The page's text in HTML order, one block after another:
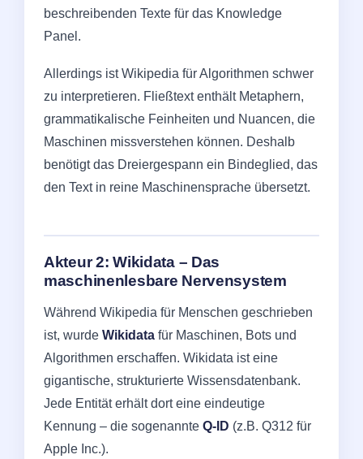
beschreibenden Texte für das Knowledge
Panel.
Allerdings ist Wikipedia für Algorithmen schwer
zu interpretieren. Fließtext enthält Metaphern,
grammatikalische Feinheiten und Nuancen, die
Maschinen missverstehen können. Deshalb
benötigt das Dreiergespann ein Bindeglied, das
den Text in reine Maschinensprache übersetzt.
Akteur 2: Wikidata – Das
maschinenlesbare Nervensystem
Während Wikipedia für Menschen geschrieben
ist, wurde Wikidata für Maschinen, Bots und
Algorithmen erschaffen. Wikidata ist eine
gigantische, strukturierte Wissensdatenbank.
Jede Entität erhält dort eine eindeutige
Kennung – die sogenannte Q-ID (z.B. Q312 für
Apple Inc.).